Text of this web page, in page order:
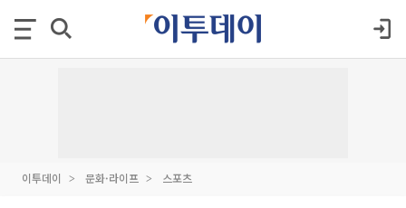
이투데이 문화·라이프 스포츠